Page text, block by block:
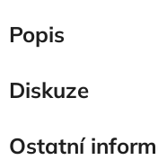
Popis
Diskuze
Ostatní